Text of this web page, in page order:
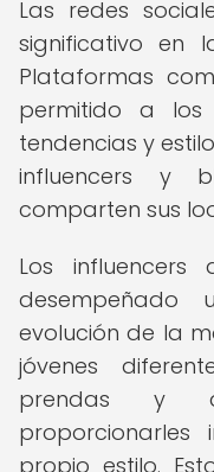
Las redes
significativo en
Plataformas
permitido a los
tendencias y
influencers y
comparten sus
Los
evolución de la
jóvenes
prendas y
propio estilo.